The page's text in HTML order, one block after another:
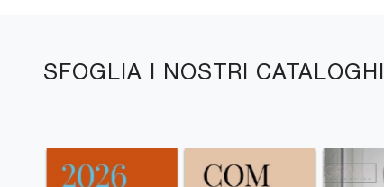
SFOGLIA I NOSTRI CATALOGHI